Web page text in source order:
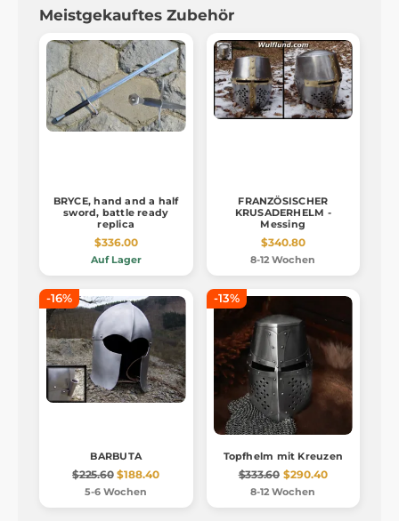
Meistgekauftes Zubehör
BRYCE, hand and a half
sword, battle ready
replica
$336.00
Auf Lager
FRANZÖSISCHER
KRUSADERHELM -
Messing
$340.80
8-12 Wochen
-16%
BARBUTA
$225.60 $188.40
5-6 Wochen
-13%
Topfhelm mit Kreuzen
$333.60 $290.40
8-12 Wochen